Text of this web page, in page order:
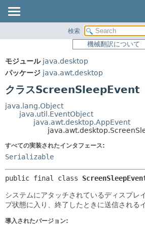
パッケージ
使用
ツリー
プレビュー
新規
非推奨
索引
サマリー:
ネス
メソ
フ
検索
機械翻訳について
モジュール java.desktop
パッケージ java.awt.desktop
クラスScreenSleepEvent
java.lang.Object
java.util.EventObject
java.awt.desktop.AppEvent
すべての実装されたインタフェース:
Serializable
public final class
システムにアタッチされているディスプレ
プ状態に入り、終了したときに送信される
導入されたバージョン: